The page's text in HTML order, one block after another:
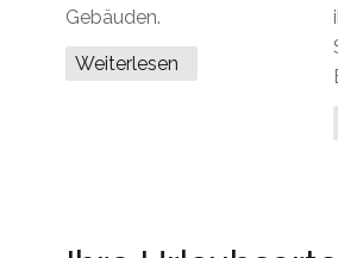
Gebäuden.
Weiterlesen